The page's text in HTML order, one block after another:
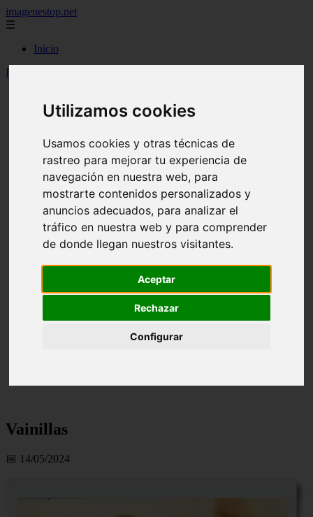
Utilizamos cookies
Usamos cookies y otras técnicas de
rastreo para mejorar tu experiencia de
navegación en nuestra web, para
mostrarte contenidos personalizados y
anuncios adecuados, para analizar el
tráfico en nuestra web y para comprender
de donde llegan nuestros visitantes.
Aceptar
Rechazar
Configurar
imagenestop.net
☰
Inicio
Inicio
Vainillas
📅 14/05/2024